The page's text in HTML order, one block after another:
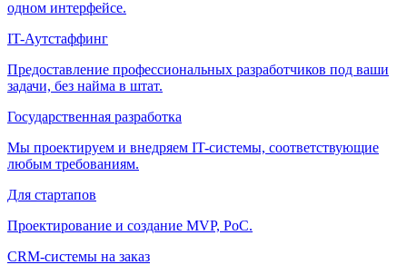
одном интерфейсе.
IT-Аутстаффинг
Предоставление профессиональных разработчиков под ваши
задачи, без найма в штат.
Государственная разработка
Мы проектируем и внедряем IT-системы, соответствующие
любым требованиям.
Для стартапов
Проектирование и создание MVP, PoC.
CRM-системы на заказ